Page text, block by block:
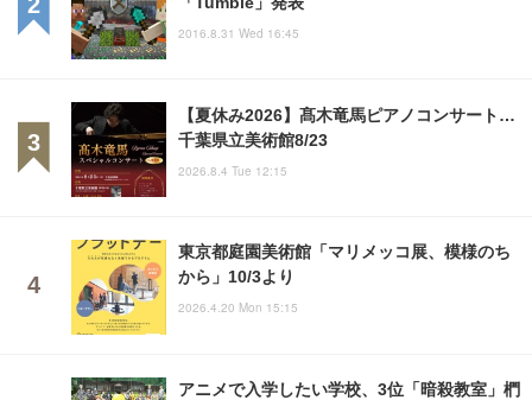
2016.8.31 Wed 16:45
【夏休み2026】髙木竜馬ピアノコンサート…
千葉県立美術館8/23
2026.8.4 Tue 12:15
東京都庭園美術館「マリメッコ展、模様のち
から」10/3より
2026.4.20 Mon 15:15
アニメで入学したい学校、3位「暗殺教室」椚